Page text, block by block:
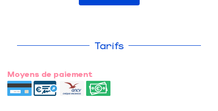
Tarifs
Moyens de paiement